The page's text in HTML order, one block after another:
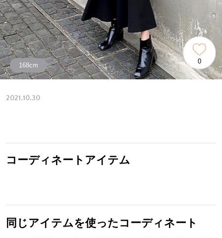
168cm
0
2021.10.30
コーディネートアイテム
同じアイテムを使ったコーディネート